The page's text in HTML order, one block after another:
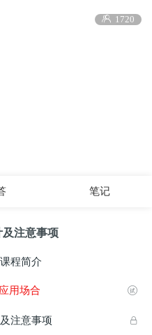
 1720
笔记
注意事项
程简介

用场合

注意事项